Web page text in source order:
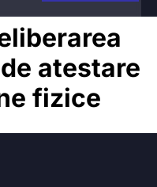
atestare
fizice